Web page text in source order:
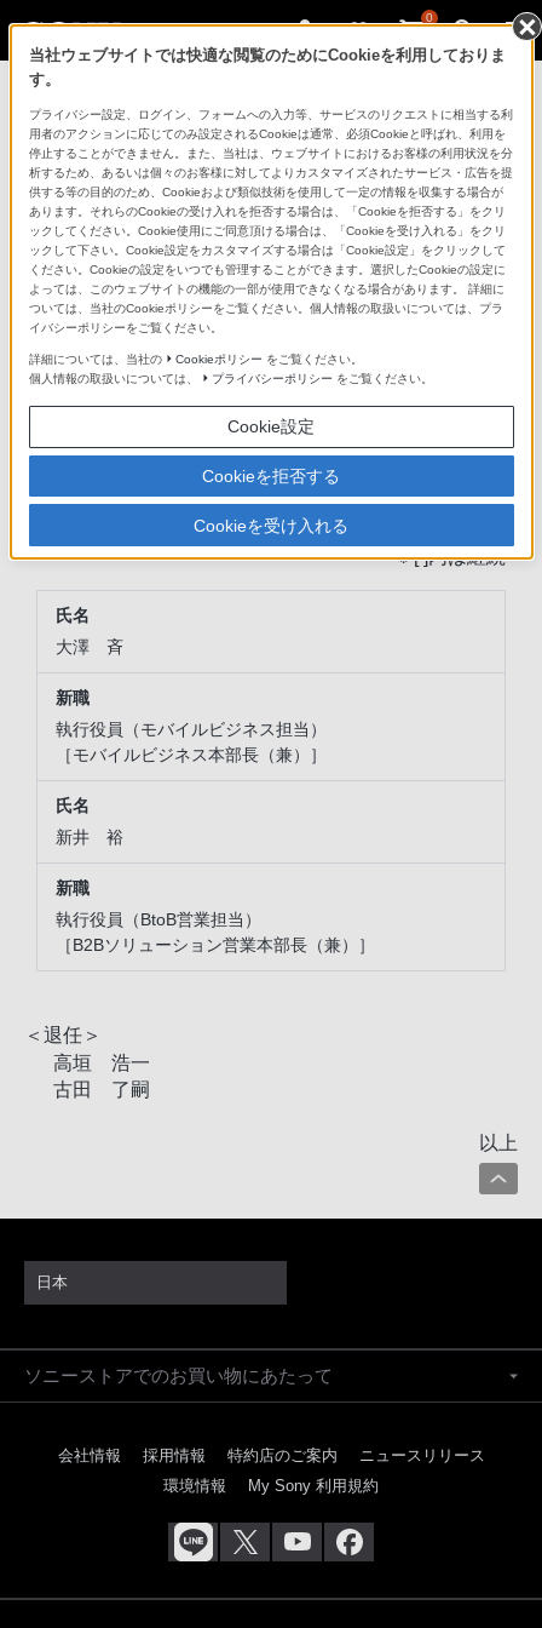
0
2022年6月30日
人事
ソニーマーケティング株式会社は、以下の通り人事を行
いますので、お知らせ申し上げます。
○ソニーマーケティング株式会社
人事（2022年7月1日付）
＜就任＞
※ [ ]内は継続
大澤 斉
執行役員（モバイルビジネス担当）
［モバイルビジネス本部長（兼）］
新井 裕
執行役員（BtoB営業担当）
［B2Bソリューション営業本部長（兼）］
＜退任＞
高垣 浩一
古田 了嗣
以上
日本
ソニーストアでのお買い物にあたって
会社情報 採用情報 特約店のご案内
ニュースリリース
環境情報
My Sony 利用規約
当社ウェブサイトでは快適な閲覧のためにCookieを利用しておりま
す。
プライバシー設定、ログイン、フォームへの入力等、サービスのリクエストに相当する利
用者のアクションに応じてのみ設定されるCookieは通常、必須Cookieと呼ばれ、利用を
停止することができません。また、当社は、ウェブサイトにおけるお客様の利用状況を分
析するため、あるいは個々のお客様に対してよりカスタマイズされたサービス・広告を提
供する等の目的のため、Cookieおよび類似技術を使用して一定の情報を収集する場合が
あります。それらのCookieの受け入れを拒否する場合は、「Cookieを拒否する」をクリ
ックしてください。Cookie使用にご同意頂ける場合は、「Cookieを受け入れる」をクリ
ックして下さい。Cookie設定をカスタマイズする場合は「Cookie設定」をクリックして
ください。Cookieの設定をいつでも管理することができます。選択したCookieの設定に
よっては、このウェブサイトの機能の一部が使用できなくなる場合があります。 詳細に
ついては、当社のCookieポリシーをご覧ください。個人情報の取扱いについては、プラ
イバシーポリシーをご覧ください。
詳細については、当社の Cookieポリシー をご覧ください。
個人情報の取扱いについては、
プライバシーポリシー をご覧ください。
Cookie設定
Cookieを拒否する
Cookieを受け入れる